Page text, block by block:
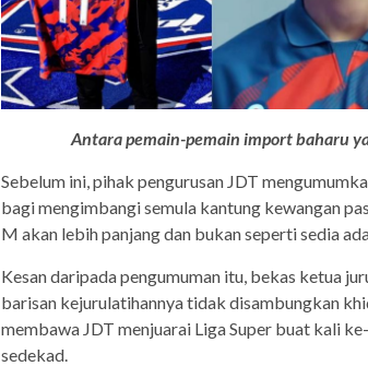
Antara pemain-pemain import baharu
Sebelum ini, pihak pengurusan JDT
bagi mengimbangi semula kantung kewangan
M akan lebih panjang dan bukan seperti sedia
Kesan daripada pengumuman itu, bekas ketua
barisan kejurulatihannya tidak disambungkan
membawa JDT menjuarai Liga Super buat kali
sedekad.